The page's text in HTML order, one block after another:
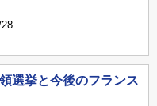
選挙と今後のフランス